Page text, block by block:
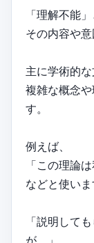
「理解不能」
その内容や
主に学術的
複雑な概念
す。
例えば、
「この理論
などと使いま
「説明して